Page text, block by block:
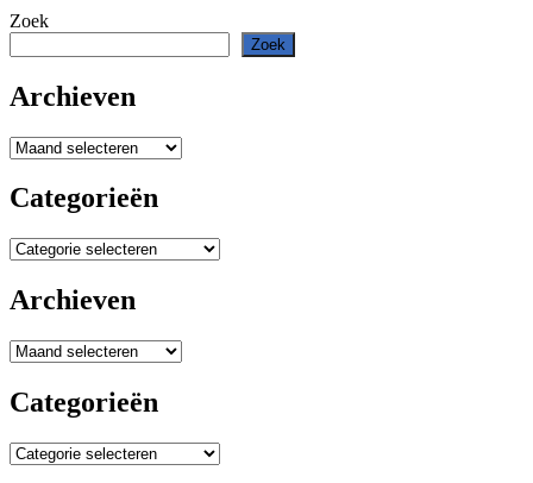
Zoek
Zoek
Archieven
Archieven
Categorieën
Categorieën
Archieven
Archieven
Categorieën
Categorieën